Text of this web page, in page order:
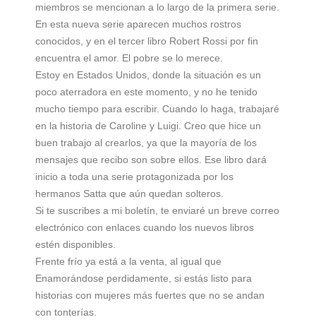
miembros se mencionan a lo largo de la primera serie.
En esta nueva serie aparecen muchos rostros
conocidos, y en el tercer libro Robert Rossi por fin
encuentra el amor. El pobre se lo merece.
Estoy en Estados Unidos, donde la situación es un
poco aterradora en este momento, y no he tenido
mucho tiempo para escribir. Cuando lo haga, trabajaré
en la historia de Caroline y Luigi. Creo que hice un
buen trabajo al crearlos, ya que la mayoría de los
mensajes que recibo son sobre ellos. Ese libro dará
inicio a toda una serie protagonizada por los
hermanos Satta que aún quedan solteros.
Si te suscribes a mi boletín, te enviaré un breve correo
electrónico con enlaces cuando los nuevos libros
estén disponibles.
Frente frío ya está a la venta, al igual que
Enamorándose perdidamente, si estás listo para
historias con mujeres más fuertes que no se andan
con tonterías.